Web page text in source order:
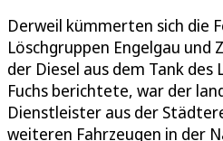
Derweil kümmerten sich die
Löschgruppen Engelgau und
der Diesel aus dem Tank des
Fuchs berichtete, war der
Dienstleister aus der
weiteren Fahrzeugen in der